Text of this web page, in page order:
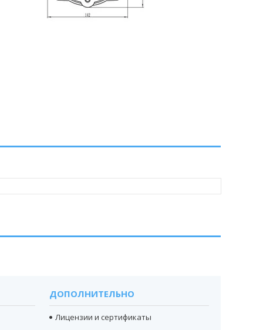
ДОПОЛНИТЕЛЬНО
Лицензии и сертификаты